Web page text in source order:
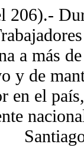
206).-
a más
y de
en el